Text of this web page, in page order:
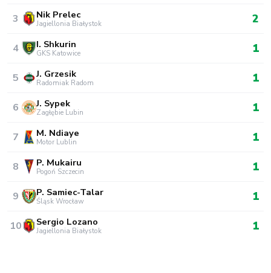
3 Nik Prelec
Jagiellonia Białystok 2
4 I. Shkurin
GKS Katowice 1
5 J. Grzesik
Radomiak Radom 1
6 J. Sypek
Zagłębie Lubin 1
7 M. Ndiaye
Motor Lublin 1
8 P. Mukairu
Pogoń Szczecin 1
9 P. Samiec-Talar
Śląsk Wrocław 1
10 Sergio Lozano
Jagiellonia Białystok 1